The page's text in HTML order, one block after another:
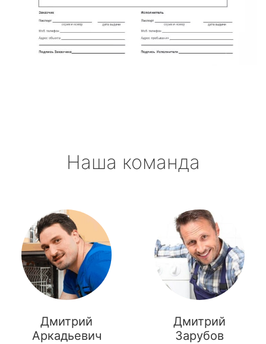
Наша команда
Дмитрий
Аркадьевич
Дмитрий
Зарубов